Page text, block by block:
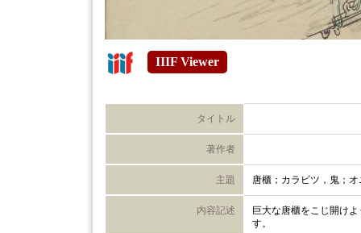
IIIF Viewer
タイトル
著作者
主題 唐櫃；カラビツ，鬼；オ
内容記述
巨大な唐櫃をこじ開け
す。